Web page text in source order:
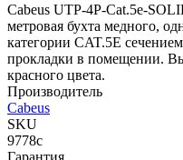
Cabeus UTP-4P-Cat.5e-
метровая бухта медного,
категории CAT.5E
прокладки в помещении.
красного цвета.
Производитель
Cabeus
SKU
9778c
Гарантия